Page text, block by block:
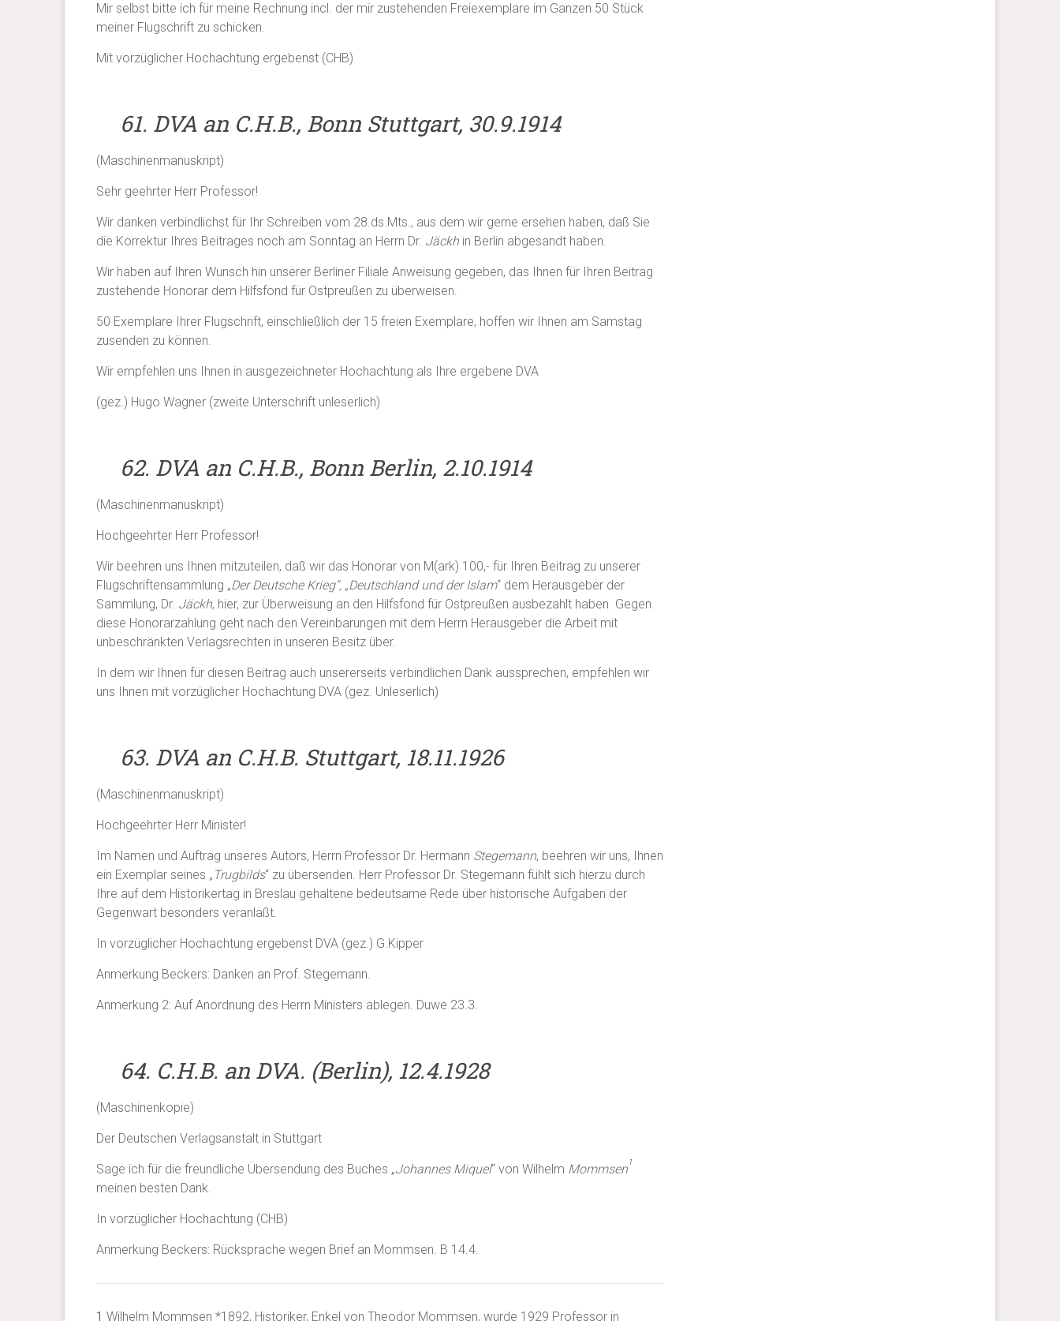
Mir selbst bitte ich für meine Rechnung incl. der mir zustehenden Freiexemplare im Ganzen 50 Stück
meiner Flugschrift zu schicken.
Mit vorzüglicher Hochachtung ergebenst (CHB)
61. DVA an C.H.B., Bonn Stuttgart, 30.9.1914
(Maschinenmanuskript)
Sehr geehrter Herr Professor!
Wir danken verbindlichst für Ihr Schreiben vom 28.ds.Mts., aus dem wir gerne ersehen haben, daß Sie
die Korrektur Ihres Beitrages noch am Sonntag an Herrn Dr. Jäckh in Berlin abgesandt haben.
Wir haben auf Ihren Wunsch hin unserer Berliner Filiale Anweisung gegeben, das Ihnen für Ihren Beitrag
zustehende Honorar dem Hilfsfond für Ostpreußen zu überweisen.
50 Exemplare Ihrer Flugschrift, einschließlich der 15 freien Exemplare, hoffen wir Ihnen am Samstag
zusenden zu können.
Wir empfehlen uns Ihnen in ausgezeichneter Hochachtung als Ihre ergebene DVA
(gez.) Hugo Wagner (zweite Unterschrift unleserlich)
62. DVA an C.H.B., Bonn Berlin, 2.10.1914
(Maschinenmanuskript)
Hochgeehrter Herr Professor!
Wir beehren uns Ihnen mitzuteilen, daß wir das Honorar von M(ark) 100,- für Ihren Beitrag zu unserer
Flugschriftensammlung „Der Deutsche Krieg“, „Deutschland und der Islam“ dem Herausgeber der
Sammlung, Dr. Jäckh, hier, zur Überweisung an den Hilfsfond für Ostpreußen ausbezahlt haben. Gegen
diese Honorarzahlung geht nach den Vereinbarungen mit dem Herrn Herausgeber die Arbeit mit
unbeschränkten Verlagsrechten in unseren Besitz über.
In dem wir Ihnen für diesen Beitrag auch unsererseits verbindlichen Dank aussprechen, empfehlen wir
uns Ihnen mit vorzüglicher Hochachtung DVA (gez. Unleserlich)
63. DVA an C.H.B. Stuttgart, 18.11.1926
(Maschinenmanuskript)
Hochgeehrter Herr Minister!
Im Namen und Auftrag unseres Autors, Herrn Professor Dr. Hermann Stegemann, beehren wir uns, Ihnen
ein Exemplar seines „ Trugbilds“ zu übersenden. Herr Professor Dr. Stegemann fühlt sich hierzu durch
Ihre auf dem Historikertag in Breslau gehaltene bedeutsame Rede über historische Aufgaben der
Gegenwart besonders veranlaßt.
In vorzüglicher Hochachtung ergebenst DVA (gez.) G.Kipper
Anmerkung Beckers: Danken an Prof. Stegemann.
Anmerkung 2: Auf Anordnung des Herrn Ministers ablegen. Duwe 23.3.
64. C.H.B. an DVA. (Berlin), 12.4.1928
(Maschinenkopie)
Der Deutschen Verlagsanstalt in Stuttgart
Sage ich für die freundliche Übersendung des Buches „Johannes Miquel“ von Wilhelm Mommsen1
meinen besten Dank.
In vorzüglicher Hochachtung (CHB)
Anmerkung Beckers: Rücksprache wegen Brief an Mommsen. B 14.4.
1 Wilhelm Mommsen *1892, Historiker, Enkel von Theodor Mommsen, wurde 1929 Professor in